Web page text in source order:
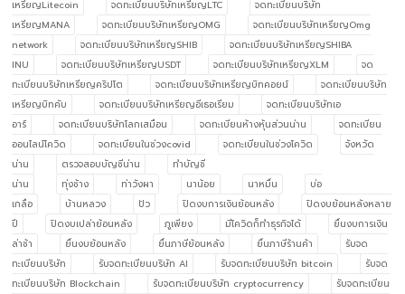
เหรียญLitecoin จดทะเบียนบริษัทเหรียญLTC
จดทะเบียนบริษัท
เหรียญMANA
จดทะเบียนบริษัทเหรียญOMG
จดทะเบียนบริษัทเหรียญOmg
network
จดทะเบียนบริษัทเหรียญSHIB
จดทะเบียนบริษัทเหรียญSHIBA
INU
จดทะเบียนบริษัทเหรียญUSDT จดทะเบียนบริษัทเหรียญXLM
จด
ทะเบียนบริษัทเหรียญคริปโต
จดทะเบียนบริษัทเหรียญบิทคอยน์
จดทะเบียนบริษัท
เหรียญบิทคับ
จดทะเบียนบริษัทเหรียญอีเธอเรียม
จดทะเบียนบริษัทเอ
อาร์
จดทะเบียนบริษัทโลกเสมือน จดทะเบียนห้างหุ้นส่วนน่าน
จดทะเบียน
ออนไลน์โควิด
จดทะเบียนในช่วงcovid จดทะเบียนในช่วงโควิด
จังหวัด
น่าน
ตรวจสอบบัญชีน่าน
ทำบัญชี
น่าน
ทุ่งช้าง ท่าวังผา นาน้อย นาหมื่น
บ่อ
เกลือ
บ้านหลวง ปัว ปิดงบการเงินย้อนหลัง
ปิดงบย้อนหลังหลาย
ปี
ปิดงบเปล่าย้อนหลัง ภูเพียง มีโควิดก็ทำธุรกิจได้
ยื่นงบการเงิน
ล่าช้า
ยื่นงบย้อนหลัง ยื่นภาษีย้อนหลัง ยื่นภาษีร้านค้า
รับจด
ทะเบียนบริษัท
รับจดทะเบียนบริษัท AI รับจดทะเบียนบริษัท bitcoin
รับจด
ทะเบียนบริษัท Blockchain
รับจดทะเบียนบริษัท cryptocurrency
รับจดทะเบียน